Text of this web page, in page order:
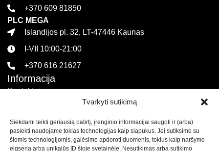
Tvarkyti sutikimą
Siekdami teikti geriausią patirtį, įrenginio informacijai saugoti ir (arba)
pasiekti naudojame tokias technologijas kaip slapukus. Jei sutiksime su
šiomis technologijomis, galėsime apdoroti duomenis, tokius kaip naršymo
elgsena arba unikalūs ID šioje svetainėje. Nesutikimas arba sutikimo
+370 609 81850
PLC MEGA
Islandijos pl. 32, LT-47446 Kaunas
I-VII 10:00-21:00
+370 616 21627
Informacija
Kontaktai
Pirkimo sąlygos ir taisyklės
Privatumo politika
Sekite mus